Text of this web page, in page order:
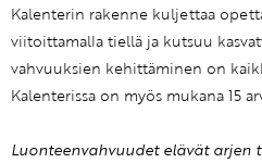
Kalenterin rakenne kuljettaa
viitoittamalla tiellä ja kutsuu
vahvuuksien kehittäminen on
Kalenterissa on myös mukana 15
Luonteenvahvuudet elävät arjen